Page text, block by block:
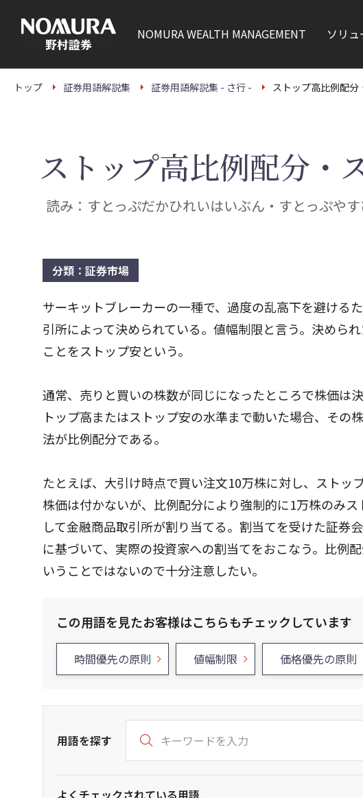
本
NOMURAWEALTH MANAGEMENT ソリ
トップ 証券用語解説集 証券用語解説集 - さ行 - ストップ高比例配
ストップ高比例配分・
読み：すとっぷだかひれいはいぶん・すとっぷや
分類：証券市場
サーキットブレーカーの一種で、過度の乱高下を避ける
引所によって決められている。値幅制限と言う。決めら
ことをストップ安という。
通常、売りと買いの株数が同じになったところで株価は
トップ高またはストップ安の水準まで動いた場合、そ
法が比例配分である。
たとえば、大引け時点で買い注文10万株に対し、スト
株価は付かないが、比例配分により強制的に1万株のみ
して金融商品取引所が割り当てる。割当てを受けた証券
に基づいて、実際の投資家への割当てをおこなう。比例
いうことではないので十分注意したい。
この用語を見たお客様はこちらもチェックしています
時間優先の原則 値幅制限 価格優先の原則
用語を探す
よくチェックされている用語